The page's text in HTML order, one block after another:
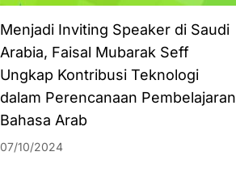
Menjadi Inviting Speaker di Saudi
Arabia, Faisal Mubarak Seff
Ungkap Kontribusi Teknologi
dalam Perencanaan Pembelajaran
Bahasa Arab
07/10/2024